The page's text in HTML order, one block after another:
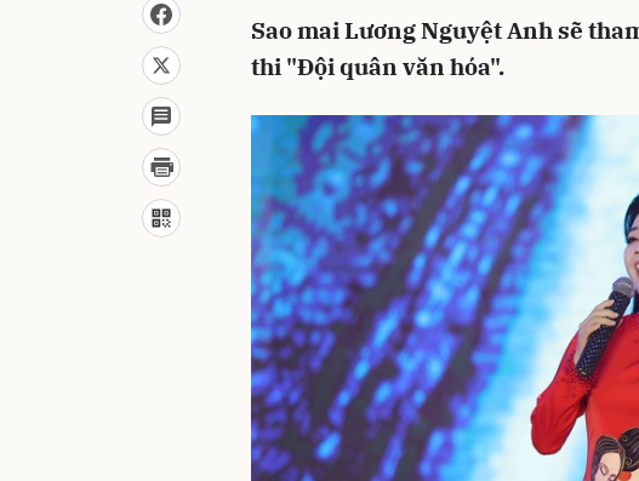
Sao mai Lương Nguyệt Anh sẽ
thi "Đội quân văn hóa".